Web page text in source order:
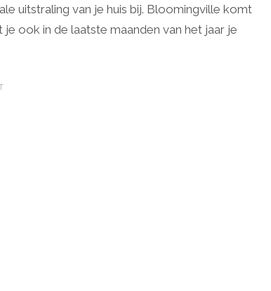
uitstraling van je huis bij. Bloomingville komt
ook in de laatste maanden van het jaar je